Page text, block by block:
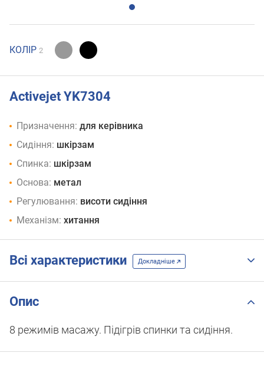
КОЛІР 2
Activejet YK7304
Призначення: для керівника
Сидіння: шкірзам
Спинка: шкірзам
Основа: метал
Регулювання: висоти сидіння
Механізм: хитання
Всі характеристики Докладніше
Опис
8 режимів масажу. Підігрів спинки та сидіння.